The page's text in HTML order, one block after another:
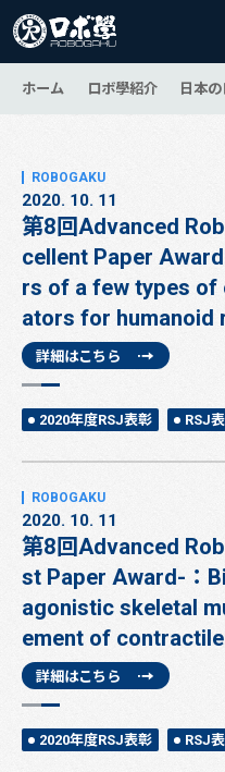
ホーム ロボ學紹介 日本
2020. 10. 11
第8回Advanced
cellent Paper
rs of a few types
ators for humanoid
詳細はこちら
2020年度RSJ表彰 RSJ
2020. 10. 11
第8回Advanced
st Paper Award-：
agonistic skeletal
ement of
詳細はこちら
2020年度RSJ表彰 RSJ